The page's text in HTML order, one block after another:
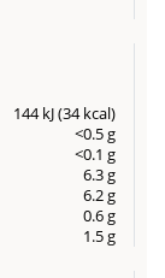
144 kJ (34 kcal)
<0.5 g
<0.1 g
6.3 g
6.2 g
0.6 g
1.5 g